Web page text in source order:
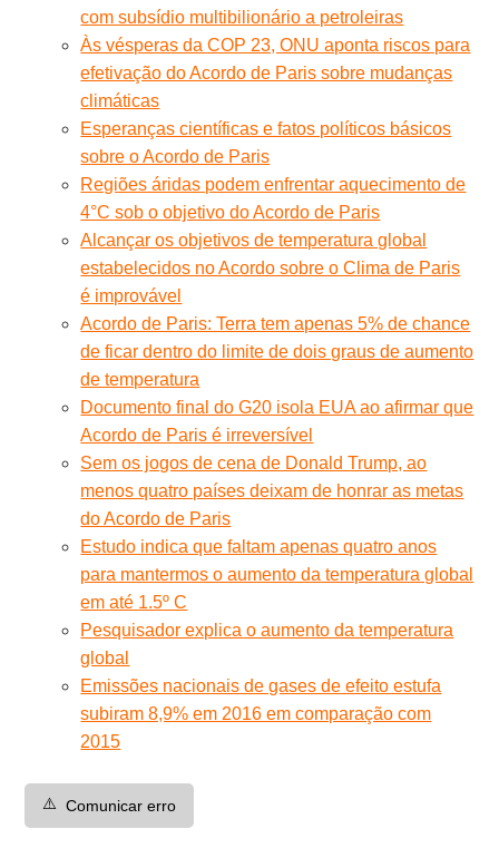
com subsídio multibilionário a petroleiras
Às vésperas da COP 23, ONU aponta riscos para
efetivação do Acordo de Paris sobre mudanças
climáticas
Esperanças científicas e fatos políticos básicos
sobre o Acordo de Paris
Regiões áridas podem enfrentar aquecimento de
4°C sob o objetivo do Acordo de Paris
Alcançar os objetivos de temperatura global
estabelecidos no Acordo sobre o Clima de Paris
é improvável
Acordo de Paris: Terra tem apenas 5% de chance
de ficar dentro do limite de dois graus de aumento
de temperatura
Documento final do G20 isola EUA ao afirmar que
Acordo de Paris é irreversível
Sem os jogos de cena de Donald Trump, ao
menos quatro países deixam de honrar as metas
do Acordo de Paris
Estudo indica que faltam apenas quatro anos
para mantermos o aumento da temperatura global
em até 1.5º C
Pesquisador explica o aumento da temperatura
global
Emissões nacionais de gases de efeito estufa
subiram 8,9% em 2016 em comparação com
2015
⚠️ Comunicar erro